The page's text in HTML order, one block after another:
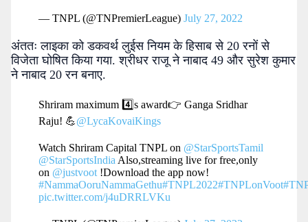
— TNPL (@TNPremierLeague) July 27, 2022
अंततः लाइका को डकवर्थ लुईस नियम के हिसाब से 20 रनों से
विजेता घोषित किया गया. श्रीधर राजू ने नाबाद 49 और सुरेश कुमार
ने नाबाद 20 रन बनाए.
Shriram maximum 4️⃣s award👉 Ganga Sridhar
Raju! 💪@LycaKovaiKings
Watch Shriram Capital TNPL on @StarSportsTamil
@StarSportsIndia Also,streaming live for free,only
on @justvoot !Download the app now!
#NammaOoruNammaGethu#TNPL2022#TNPLonVoot
pic.twitter.com/j4uDRRLVKu